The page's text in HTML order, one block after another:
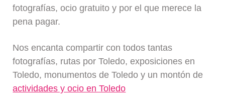
fotografías, ocio gratuito y por el que merece la
pena pagar.
Nos encanta compartir con todos tantas
fotografías, rutas por Toledo, exposiciones en
Toledo, monumentos de Toledo y un montón de
actividades y ocio en Toledo